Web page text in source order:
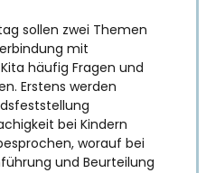
sollen zwei Themen
mit
häufig Fragen und
Erstens werden
bei Kindern
worauf bei
und Beurteilung